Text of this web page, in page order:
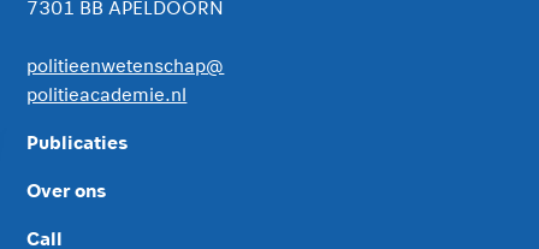
7301 BB APELDOORN
politieenwetenschap@
politieacademie.nl
Publicaties
Over ons
Call